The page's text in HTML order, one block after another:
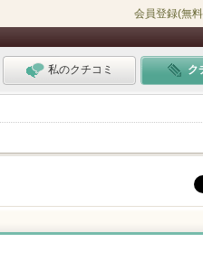
会員登録(無
私のクチコミ ク